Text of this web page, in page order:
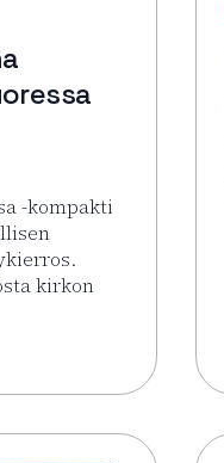
-kompakti
kirkon